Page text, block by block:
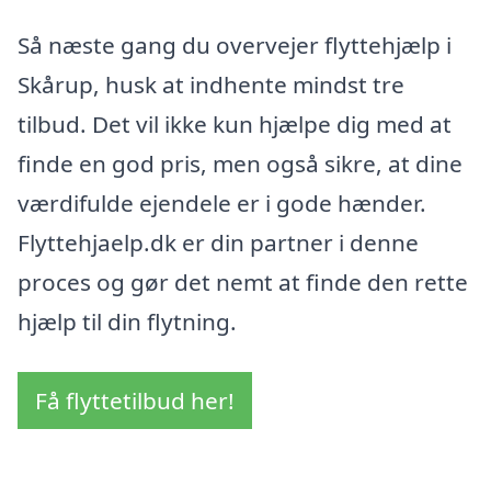
Så næste gang du overvejer flyttehjælp i
Skårup, husk at indhente mindst tre
tilbud. Det vil ikke kun hjælpe dig med at
finde en god pris, men også sikre, at dine
værdifulde ejendele er i gode hænder.
Flyttehjaelp.dk er din partner i denne
proces og gør det nemt at finde den rette
hjælp til din flytning.
Få flyttetilbud her!